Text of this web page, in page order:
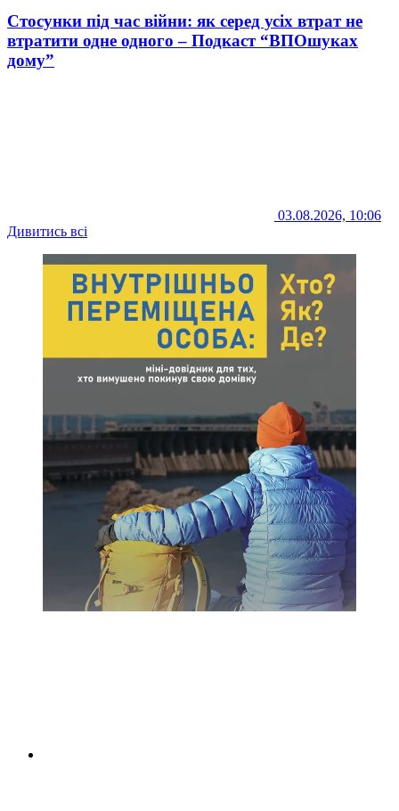
Стосунки під час війни: як серед усіх втрат не
втратити одне одного – Подкаст “ВПОшуках
дому”
03.08.2026, 10:06
Дивитись всі